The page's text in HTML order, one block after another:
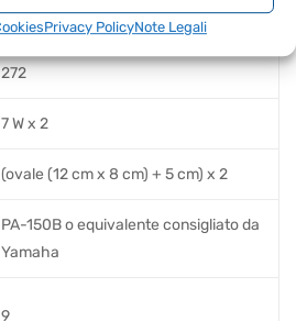
Privacy PolicyNote Legali
129
272
7 W x 2
(ovale (12 cm x 8 cm) + 5 cm) x 2
PA-150B o equivalente consigliato da
Yamaha
9